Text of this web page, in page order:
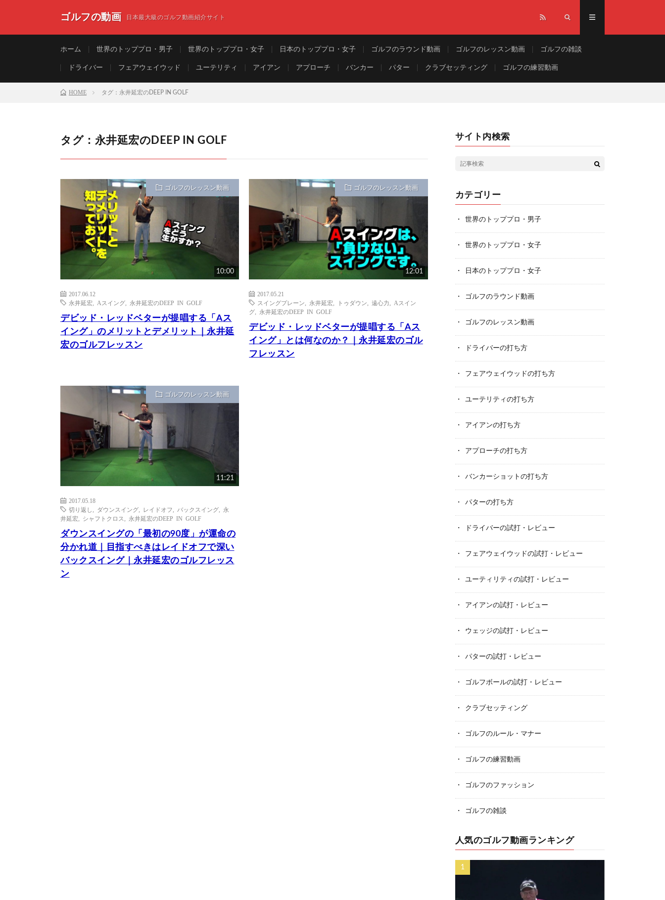
ゴルフの動画 日本最大級のゴルフ動画紹介サイト
ホーム 世界のトッププロ・男子 世界のトッププロ・女子 日本のトッププロ・女子 ゴルフのラウンド動画 ゴルフのレッスン動画 ゴルフの雑談
ドライバー フェアウェイウッド ユーテリティ アイアン アプローチ バンカー パター クラブセッティング ゴルフの練習動画
HOME タグ：永井延宏のDEEP IN GOLF
タグ：永井延宏のDEEP IN GOLF
ゴルフのレッスン動画
10:00
2017.06.12
永井延宏
Aスイング 永井延宏のDEEP IN GOLF
デビッド・レッドベターが提唱する「Aス
イング」のメリットとデメリット｜永井延
宏のゴルフレッスン
ゴルフのレッスン動画
12:01
2017.05.21
スイングプレーン
永井延宏 トゥダウン ,遠心力
Aスイン
グ
永井延宏のDEEP IN GOLF
デビッド・レッドベターが提唱する「Aス
イング」とは何なのか？｜永井延宏のゴル
フレッスン
ゴルフのレッスン動画
11:21
2017.05.18
切り返し
ダウンスイング レイドオフ バックスイング
永
井延宏
シャフトクロス 永井延宏のDEEP IN GOLF
ダウンスイングの「最初の90度」が運命の
分かれ道｜目指すべきはレイドオフで深い
バックスイング｜永井延宏のゴルフレッス
ン
サイト内検索
カテゴリー
世界のトッププロ・男子
世界のトッププロ・女子
日本のトッププロ・女子
ゴルフのラウンド動画
ゴルフのレッスン動画
ドライバーの打ち方
フェアウェイウッドの打ち方
ユーテリティの打ち方
アイアンの打ち方
アプローチの打ち方
バンカーショットの打ち方
パターの打ち方
ドライバーの試打・レビュー
フェアウェイウッドの試打・レビュー
ユーティリティの試打・レビュー
アイアンの試打・レビュー
ウェッジの試打・レビュー
パターの試打・レビュー
ゴルフボールの試打・レビュー
クラブセッティング
ゴルフのルール・マナー
ゴルフの練習動画
ゴルフのファッション
ゴルフの雑談
人気のゴルフ動画ランキング